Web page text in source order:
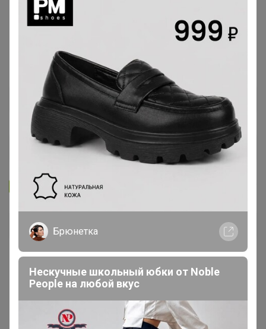
Главная
Вход
Запомнить
Регистрация
Войти с помощью других сервисов
Брюнетка
Нескучные школьный юбки от Nоblе
Реoplе на любой вкус